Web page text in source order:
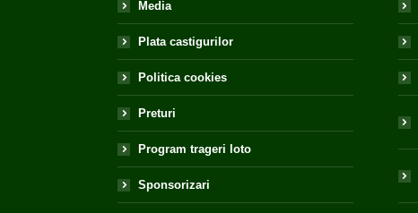
Media
Plata castigurilor
Politica cookies
Preturi
Program trageri loto
Sponsorizari